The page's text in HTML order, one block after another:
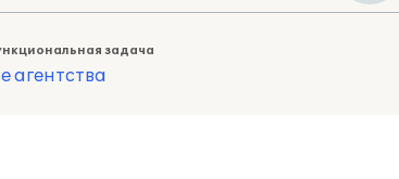
задача
агентства